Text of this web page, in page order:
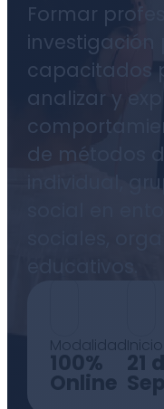
Formar
investigación
capacitados
analizar y
de métodos
individual,
sociales,
Modalidad
100%
Online
21